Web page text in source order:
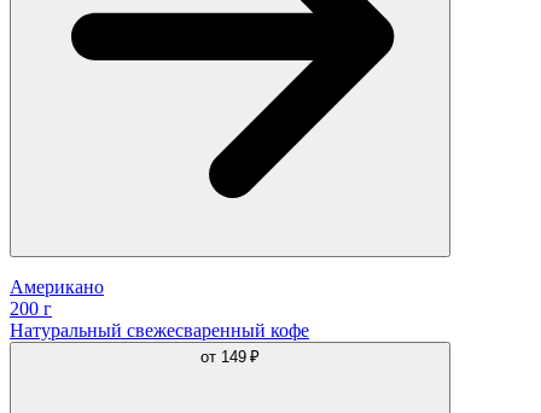
Американо
200 г
Натуральный свежесваренный кофе
от 149 ₽